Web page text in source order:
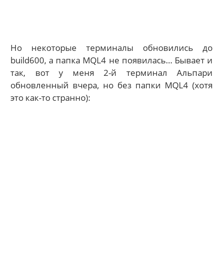
Но некоторые терминалы обновились до
build600, а папка MQL4 не появилась… Бывает и
так, вот у меня 2-й терминал Альпари
обновленный вчера, но без папки MQL4 (хотя
это как-то странно):